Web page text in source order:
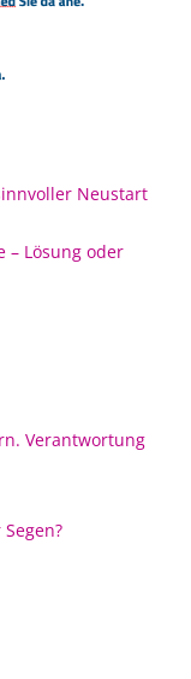
Neustart
– Lösung oder
Verantwortung